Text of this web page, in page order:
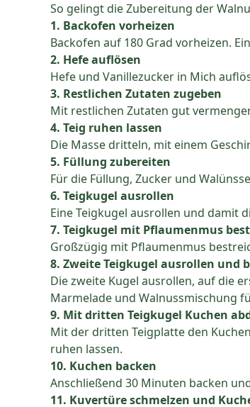
So gelingt die Zubereitung der
1. Backofen vorheizen
Backofen auf 180 Grad vorheizen.
2. Hefe auflösen
Hefe und Vanillezucker in Mich
3. Restlichen Zutaten zugeben
Mit restlichen Zutaten gut
4. Teig ruhen lassen
Die Masse dritteln, mit einem
5. Füllung zubereiten
Für die Füllung, Zucker und
6. Teigkugel ausrollen
Eine Teigkugel ausrollen und damit
7. Teigkugel mit Pflaumenmus
Großzügig mit Pflaumenmus
8. Zweite Teigkugel ausrollen und
Die zweite Kugel ausrollen, auf die
Marmelade und Walnussmischung
9. Mit dritten Teigkugel Kuchen
Mit der dritten Teigplatte den
ruhen lassen.
10. Kuchen backen
Anschließend 30 Minuten backen
11. Kuvertüre schmelzen und